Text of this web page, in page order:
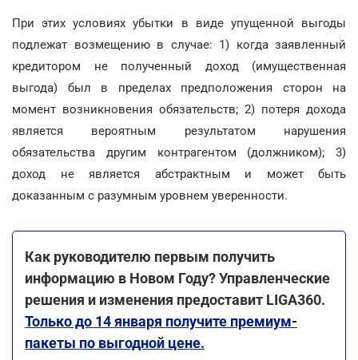
При этих условиях убытки в виде упущенной выгоды
подлежат возмещению в случае: 1) когда заявленный
кредитором не полученный доход (имущественная
выгода) был в пределах предположения сторон на
момент возникновения обязательств; 2) потеря дохода
является вероятным результатом нарушения
обязательства другим контрагентом (должником); 3)
доход не является абстрактным и может быть
доказанным с разумным уровнем уверенности.
Как руководителю первым получить
информацию в Новом Году? Управленческие
решения и изменения предоставит LIGA360.
Только до 14 января получите премиум-
пакеты по выгодной цене.